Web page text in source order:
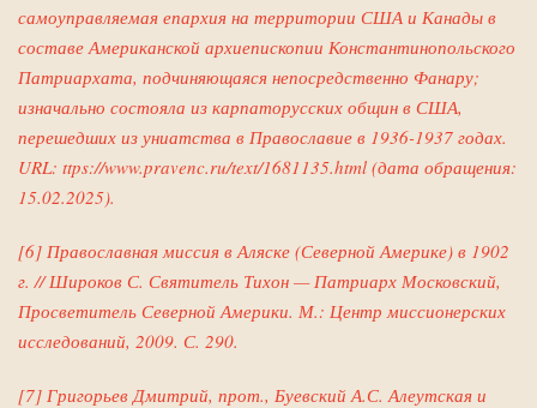
самоуправляемая епархия на территории США и Канады в
составе Американской архиепископии Константинопольского
Патриархата, подчиняющаяся непосредственно Фанару;
изначально состояла из карпаторусских общин в США,
перешедших из униатства в Православие в 1936-1937 годах.
URL: ttps://www.pravenc.ru/text/1681135.html (дата обращения:
15.02.2025).
[6] Православная миссия в Аляске (Северной Америке) в 1902
г. // Широков С. Святитель Тихон — Патриарх Московский,
Просветитель Северной Америки. М.: Центр миссионерских
исследований, 2009. С. 290.
[7] Григорьев Дмитрий, прот., Буевский А.С. Алеутская и